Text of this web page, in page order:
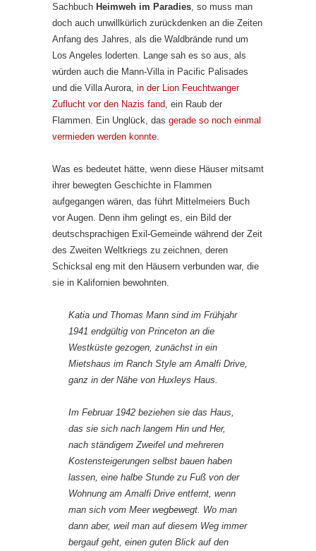
Sachbuch Heimweh im Paradies , so muss man
doch auch unwillkürlich zurückdenken an die Zeiten
Anfang des Jahres, als die Waldbrände rund um
Los Angeles loderten. Lange sah es so aus, als
würden auch die Mann-Villa in Pacific Palisades
und die Villa Aurora, in der Lion Feuchtwanger
Zuflucht vor den Nazis fand , ein Raub der
Flammen. Ein Unglück, das gerade so noch einmal
vermieden werden konnte
Was es bedeutet hätte, wenn diese Häuser mitsamt
ihrer bewegten Geschichte in Flammen
aufgegangen wären, das führt Mittelmeiers Buch
vor Augen. Denn ihm gelingt es, ein Bild der
deutschsprachigen Exil-Gemeinde während der Zeit
des Zweiten Weltkriegs zu zeichnen, deren
Schicksal eng mit den Häusern verbunden war, die
sie in Kalifornien bewohnten.
Katia und Thomas Mann sind im Frühjahr
1941 endgültig von Princeton an die
Westküste gezogen, zunächst in ein
Mietshaus im Ranch Style am Amalfi Drive,
ganz in der Nähe von Huxleys Haus.
Im Februar 1942 beziehen sie das Haus,
das sie sich nach langem Hin und Her,
nach ständigem Zweifel und mehreren
Kostensteigerungen selbst bauen haben
lassen, eine halbe Stunde zu Fuß von der
Wohnung am Amalfi Drive entfernt, wenn
man sich vom Meer wegbewegt. Wo man
dann aber, weil man auf diesem Weg immer
bergauf geht, einen guten Blick auf den